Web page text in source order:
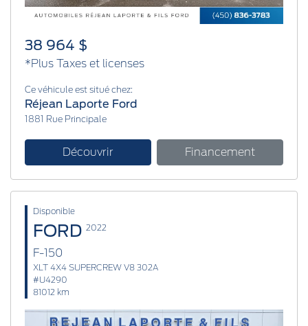
38 964 $
*Plus Taxes et licenses
Ce véhicule est situé chez:
Réjean Laporte Ford
1881 Rue Principale
Découvrir Financement
Disponible
FORD 2022
F-150
XLT 4X4 SUPERCREW V8 302A
#U4290
81012 km